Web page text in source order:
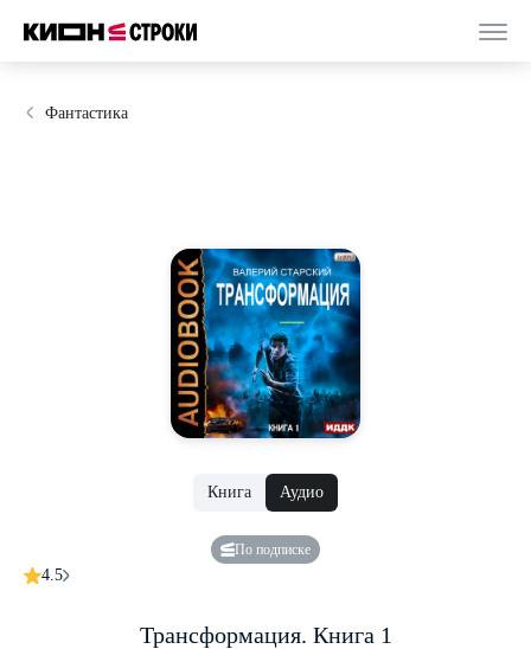
Фантастика
Книга Аудио
По подписке
4.5
Трансформация. Книга 1